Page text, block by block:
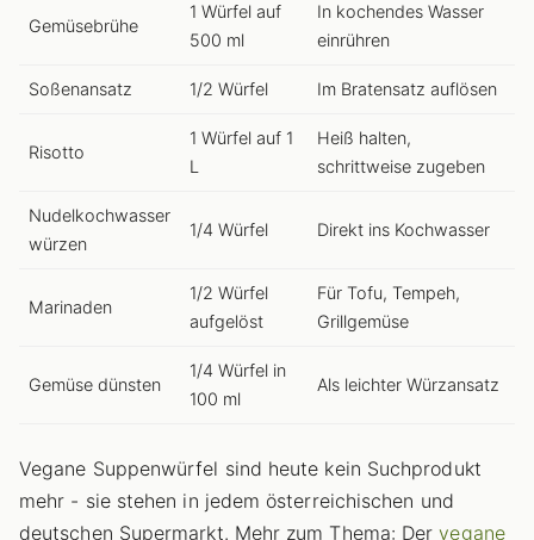
Gemüsebrühe
1 Würfel auf
500 ml
In kochendes Wasser
einrühren
Soßenansatz 1/2 Würfel Im Bratensatz auflösen
Risotto
1 Würfel auf 1
L
Heiß halten,
schrittweise zugeben
Nudelkochwasser
würzen
1/4 Würfel Direkt ins Kochwasser
Marinaden
1/2 Würfel
aufgelöst
Für Tofu, Tempeh,
Grillgemüse
Gemüse dünsten
1/4 Würfel in
100 ml
Als leichter Würzansatz
Vegane Suppenwürfel sind heute kein Suchprodukt
mehr - sie stehen in jedem österreichischen und
deutschen Supermarkt. Mehr zum Thema: Dervegane